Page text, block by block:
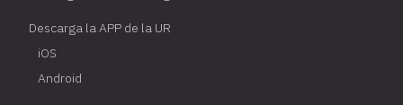
Descarga la APP de la UR
iOS
Android